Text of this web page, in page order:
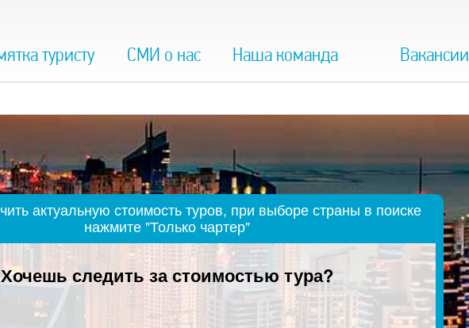
туристу СМИ о нас Наша команда Вакансии
актуальную стоимость туров, при выборе страны в поиске
нажмите "Только чартер"
Хочешь следить за стоимостью тура?